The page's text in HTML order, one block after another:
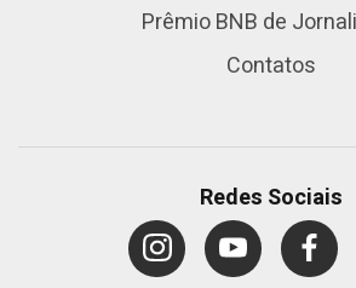
Prêmio BNB de
Contatos
Redes Sociais